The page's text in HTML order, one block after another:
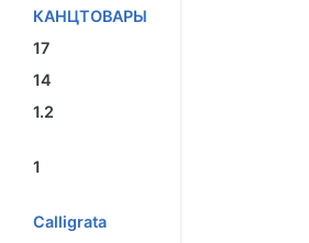
КАНЦТОВАРЫ
17
14
1.2
1
Calligrata